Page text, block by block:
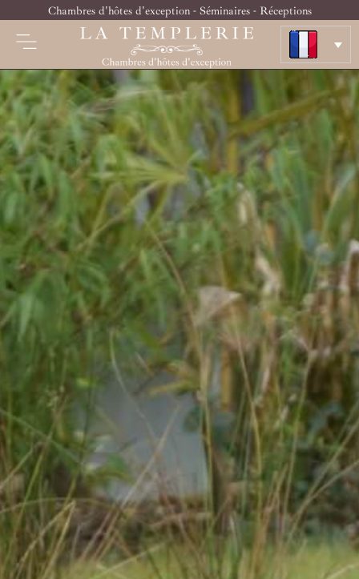
Chambres d'hôtes d'exception - Séminaires - Réceptions